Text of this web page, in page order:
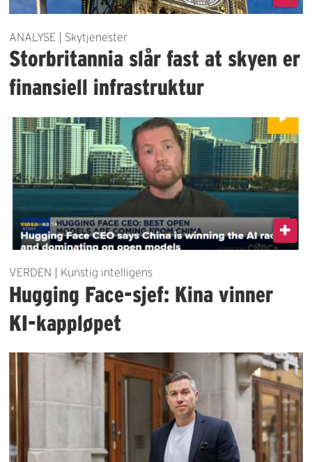
ANALYSE | Skytjenester
Storbritannia slår fast at skyen er
finansiell infrastruktur
VERDEN | Kunstig intelligens
Hugging Face-sjef: Kina vinner
KI-kappløpet